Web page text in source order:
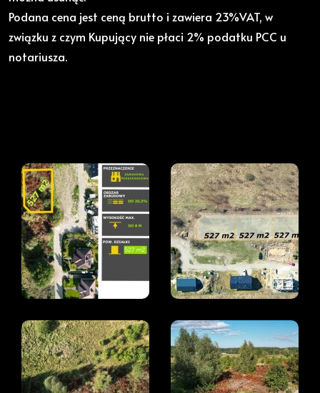
Podana cena jest ceną brutto i zawiera 23%VAT, w
związku z czym Kupujący nie płaci 2% podatku PCC u
notariusza.